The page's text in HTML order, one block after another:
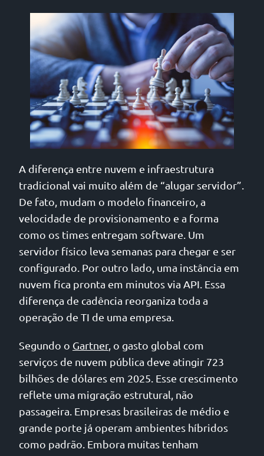
A diferença entre nuvem e infraestrutura
tradicional vai muito além de “alugar servidor”.
De fato, mudam o modelo financeiro, a
velocidade de provisionamento e a forma
como os times entregam software. Um
servidor físico leva semanas para chegar e ser
configurado. Por outro lado, uma instância em
nuvem fica pronta em minutos via API. Essa
diferença de cadência reorganiza toda a
operação de TI de uma empresa.
Segundo o Gartner, o gasto global com
serviços de nuvem pública deve atingir 723
bilhões de dólares em 2025. Esse crescimento
reflete uma migração estrutural, não
passageira. Empresas brasileiras de médio e
grande porte já operam ambientes híbridos
como padrão. Embora muitas tenham